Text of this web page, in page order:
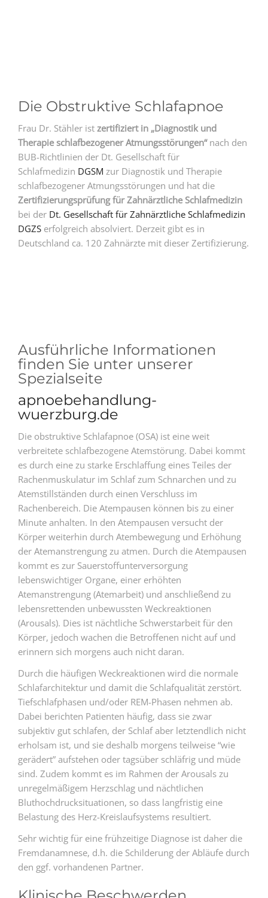
Die Obstruktive Schlafapnoe
Frau Dr. Stähler ist zertifiziert in „Diagnostik und
Therapie schlafbezogener Atmungsstörungen“ nach den
BUB-Richtlinien der Dt. Gesellschaft für
Schlafmedizin DGSM zur Diagnostik und Therapie
schlafbezogener Atmungsstörungen und hat die
Zertifizierungsprüfung für Zahnärztliche Schlafmedizin
bei der Dt. Gesellschaft für Zahnärztliche Schlafmedizin
DGZS erfolgreich absolviert. Derzeit gibt es in
Deutschland ca. 120 Zahnärzte mit dieser Zertifizierung.
Ausführliche Informationen
finden Sie unter unserer
Spezialseite
apnoebehandlung-
wuerzburg.de
Die obstruktive Schlafapnoe (OSA) ist eine weit
verbreitete schlafbezogene Atemstörung. Dabei kommt
es durch eine zu starke Erschlaffung eines Teiles der
Rachenmuskulatur im Schlaf zum Schnarchen und zu
Atemstillständen durch einen Verschluss im
Rachenbereich. Die Atempausen können bis zu einer
Minute anhalten. In den Atempausen versucht der
Körper weiterhin durch Atembewegung und Erhöhung
der Atemanstrengung zu atmen. Durch die Atempausen
kommt es zur Sauerstoffunterversorgung
lebenswichtiger Organe, einer erhöhten
Atemanstrengung (Atemarbeit) und anschließend zu
lebensrettenden unbewussten Weckreaktionen
(Arousals). Dies ist nächtliche Schwerstarbeit für den
Körper, jedoch wachen die Betroffenen nicht auf und
erinnern sich morgens auch nicht daran.
Durch die häufigen Weckreaktionen wird die normale
Schlafarchitektur und damit die Schlafqualität zerstört.
Tiefschlafphasen und/oder REM-Phasen nehmen ab.
Dabei berichten Patienten häufig, dass sie zwar
subjektiv gut schlafen, der Schlaf aber letztendlich nicht
erholsam ist, und sie deshalb morgens teilweise “wie
gerädert” aufstehen oder tagsüber schläfrig und müde
sind. Zudem kommt es im Rahmen der Arousals zu
unregelmäßigem Herzschlag und nächtlichen
Bluthochdrucksituationen, so dass langfristig eine
Belastung des Herz-Kreislaufsystems resultiert.
Sehr wichtig für eine frühzeitige Diagnose ist daher die
Fremdanamnese, d.h. die Schilderung der Abläufe durch
den ggf. vorhandenen Partner.